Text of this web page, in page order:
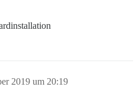
2019 um 20:19